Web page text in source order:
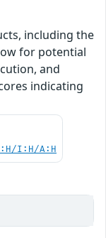
including the
for potential
and
indicating
I:H/A:H